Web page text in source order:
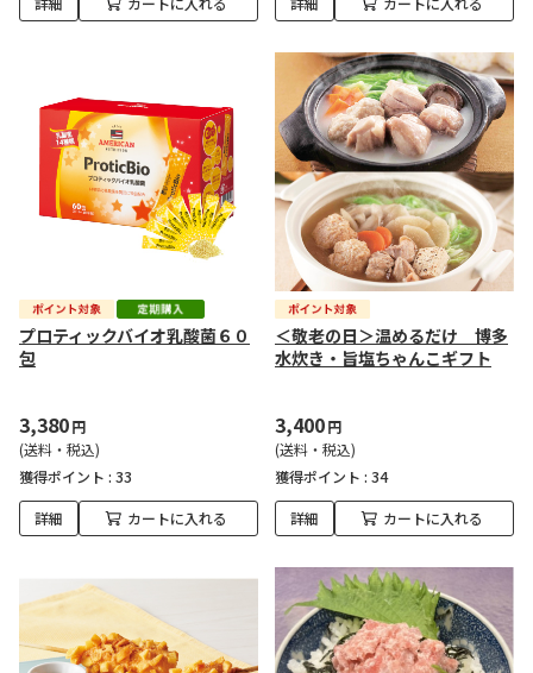
プロティックバイオ乳酸菌６０
包
3,380円
(送料・税込)
獲得ポイント : 33
詳細 カートに入れる
＜敬老の日＞温めるだけ 博多
水炊き・旨塩ちゃんこギフト
3,400円
(送料・税込)
獲得ポイント : 34
詳細 カートに入れる